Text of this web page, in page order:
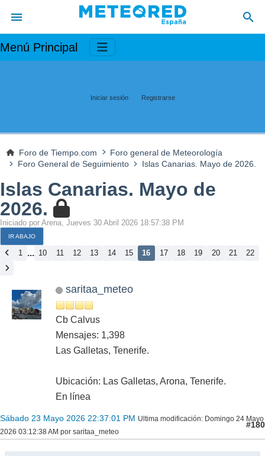
Menú Principal
Iniciar sesión Registrarse
Foro de Tiempo.com
Foro general de Meteorología
Foro General de Seguimiento
Islas Canarias. Mayo de 2026.
Islas Canarias. Mayo de
2026.
Iniciado por Arena, Jueves 30 Abril 2026 18:57:38 PM
IR ABAJO
1 ... 10 11 12 13 14 15 16 17 18 19 20 21 22
saritaa_meteo
Cb Calvus
Mensajes: 1,398
Las Galletas, Tenerife.
Ubicación: Las Galletas, Arona, Tenerife.
En línea
Sábado 23 Mayo 2026 22:37:01 PM Ultima modificación: Domingo 24 Mayo
2026 03:12:38 AM por saritaa_meteo
#180